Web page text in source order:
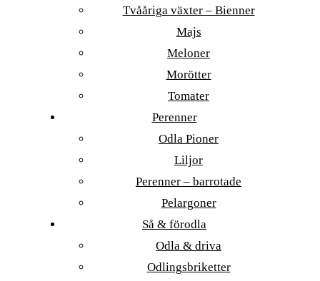
Tvååriga växter – Bienner
Majs
Meloner
Morötter
Tomater
Perenner
Odla Pioner
Liljor
Perenner – barrotade
Pelargoner
Så & förodla
Odla & driva
Odlingsbriketter